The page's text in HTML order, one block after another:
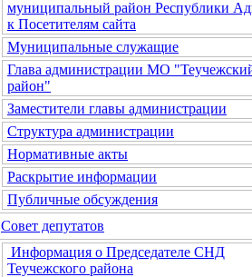
муниципальный район Республики
к Посетителям сайта
Муниципальные служащие
Глава администрации МО
район"
Заместители главы администрации
Структура администрации
Нормативные акты
Раскрытие информации
Публичные обсуждения
Совет депутатов
Информация о Председателе СНД
Теучежского района